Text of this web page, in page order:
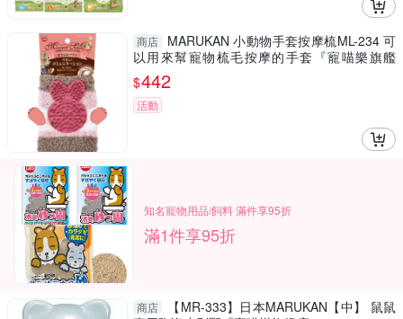
商店
MARUKAN 小動物手套按摩梳ML-234 可
以用來幫寵物梳毛按摩的手套『寵喵樂旗艦
店』
$442
活動
知名寵物用品/飼料 滿件享95折
滿1件享95折
商店
【MR-333】日本MARUKAN【中】 鼠鼠